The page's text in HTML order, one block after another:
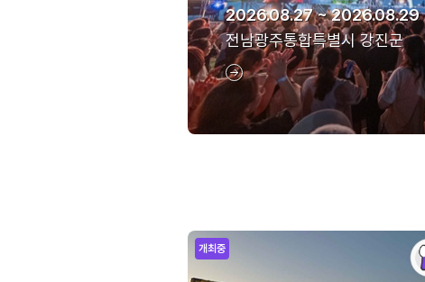
2026.08.27 ~ 2026.08.29
전남광주통합특별시 강진군
개최중